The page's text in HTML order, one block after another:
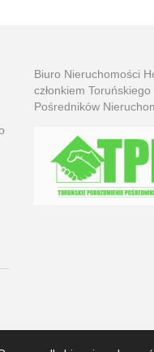
Biuro Nieruchomości
członkiem
Pośredników